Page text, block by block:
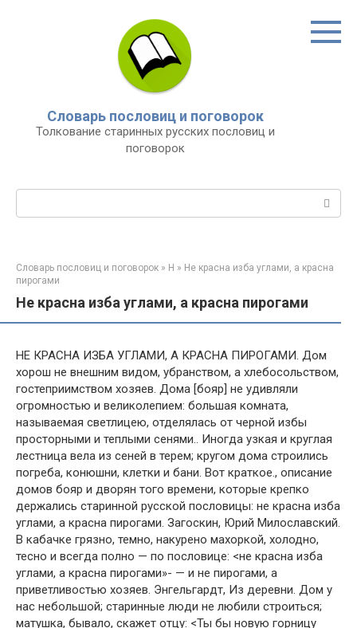
Словарь пословиц и поговорок
Толкование старинных русских пословиц и
поговорок
Словарь пословиц и поговорок » Н » Не красна изба углами, а красна
пирогами
Не красна изба углами, а красна пирогами
НЕ КРАСНА ИЗБА УГЛАМИ, А КРАСНА ПИРОГАМИ. Дом
хорош не внешним видом, убранством, а хлебосольством,
гостеприимством хозяев. Дома [бояр] не удивляли
огромностью и великолепием: большая комната,
называемая светлицею, отделялась от черной избы
просторными и теплыми сенями.. Иногда узкая и круглая
лестница вела из сеней в терем; кругом дома строились
погреба, конюшни, клетки и бани. Вот краткое., описание
домов бояр и дворян того времени, которые крепко
держались старинной русской пословицы: не красна изба
углами, а красна пирогами. Загоскин, Юрий Милославский.
В кабачке грязно, темно, накурено махоркой, холодно,
тесно и всегда полно — по пословице: <не красна изба
углами, а красна пирогами»- — и не пирогами, а
приветливостью хозяев. Энгельгардт, Из деревни. Дом у
нас небольшой; старинные люди не любили строиться;
матушка, бывало, скажет отцу: <Ты бы новую горницу